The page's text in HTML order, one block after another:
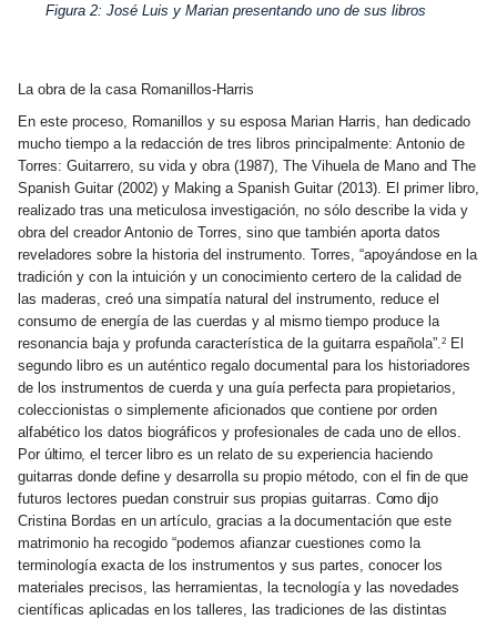
Figura 2: José Luis y Marian presentando uno de sus libros
La obra de la casa Romanillos-Harris
En este proceso, Romanillos y su esposa Marian Harris, han dedicado
mucho tiempo a la redacción de tres libros principalmente: Antonio de
Torres: Guitarrero, su vida y obra (1987), The Vihuela de Mano and The
Spanish Guitar (2002) y Making a Spanish Guitar (2013). El primer libro,
realizado tras una meticulosa investigación, no sólo describe la vida y
obra del creador Antonio de Torres, sino que también aporta datos
reveladores sobre la historia del instrumento. Torres, “apoyándose en la
tradición y con la intuición y un conocimiento certero de la calidad de
las maderas, creó una simpatía natural del instrumento, reduce el
consumo de energía de las cuerdas y al mismotiempo produce la
resonancia baja y profunda característica de la guitarra española”. 2
El
segundo libro es un auténtico regalo documental para los historiadores
de los instrumentos de cuerda y una guía perfecta para propietarios,
coleccionistas o simplemente aficionados que contiene por orden
alfabético los datos biográficos y profesionales de cada uno de ellos.
Por último, el tercer libro es un relato de su experiencia haciendo
guitarras donde define y desarrolla su propio método, con el fin de que
futuros lectores puedan construir sus propias guitarras. Como dijo
Cristina Bordas en unartículo, gracias a ladocumentación que este
matrimonio ha recogido “podemos afianzar cuestiones como la
terminología exacta de los instrumentos y sus partes, conocer los
materiales precisos, las herramientas, la tecnología y las novedades
científicas aplicadas en los talleres, las tradiciones de las distintas